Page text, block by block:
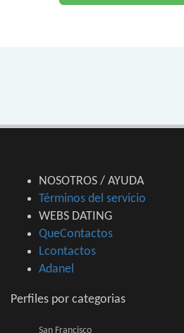
NOSOTROS / AYUDA
Términos del servicio
WEBS DATING
QueContactos
Lcontactos
Adanel
Perfiles por categorias
San Francisco